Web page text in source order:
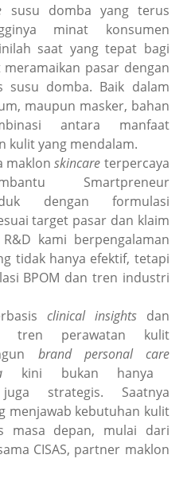
susu domba yang terus
minat konsumen
saat yang tepat bagi
pasar dengan
susu domba. Baik dalam
maupun masker, bahan
antara manfaat
kulit yang mendalam.
maklon skincare terpercaya
Smartpreneur
dengan formulasi
target pasar dan klaim
kami berpengalaman
tidak hanya efektif, tetapi
BPOM dan tren industri
clinical insightsdan
tren perawatan kulit
brand personal care
kini bukan hanya
strategis. Saatnya
menjawab kebutuhan kulit
masa depan, mulai dari
CISAS, partner maklon